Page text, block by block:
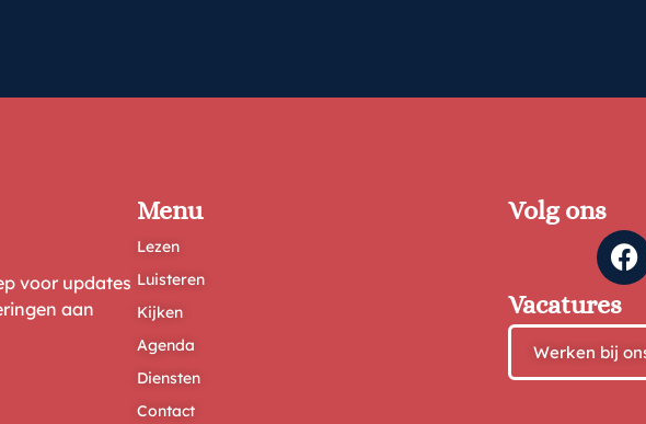
voor updates
aan
Menu
Lezen
Luisteren
Kijken
Agenda
Diensten
Contact
Volg ons
Vacatures
Werken bij